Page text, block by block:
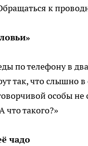
к
по телефону в
так, что слышно
особы
что такого?»
чадо